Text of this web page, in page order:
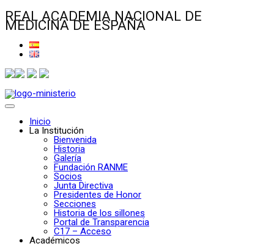
REAL ACADEMIA NACIONAL DE
MEDICINA DE ESPAÑA
Inicio
La Institución
Bienvenida
Historia
Galería
Fundación RANME
Socios
Junta Directiva
Presidentes de Honor
Secciones
Historia de los sillones
Portal de Transparencia
C17 – Acceso
Académicos